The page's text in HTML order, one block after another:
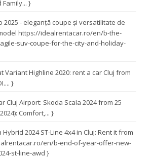
}
2025 - eleganță coupe și versatilitate de
https://idealrentacar.ro/en/b-the-
suv-coupe-for-the-city-and-holiday-
Variant Highline 2020: rent a car Cluj from
}
Cluj Airport: Skoda Scala 2024 from 25
Comfort,... }
Hybrid 2024 ST-Line 4x4 in Cluj: Rent it from
en/b-end-of-year-offer-new-
st-line-awd }